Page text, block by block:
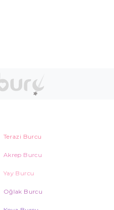
Terazi Burcu
Akrep Burcu
Yay Burcu
Oğlak Burcu